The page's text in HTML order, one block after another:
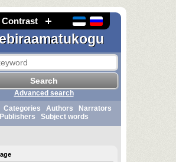
Contrast
Advanced search
Categories Authors
Narrators
Publishers
Subject words